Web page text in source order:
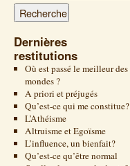
Dernières
restitutions
Où est passé le meilleur des
mondes ?
A priori et préjugés
Qu’est-ce qui me constitue?
L’Athéisme
Altruisme et Egoïsme
L’influence, un bienfait?
Qu’est-ce qu’être normal